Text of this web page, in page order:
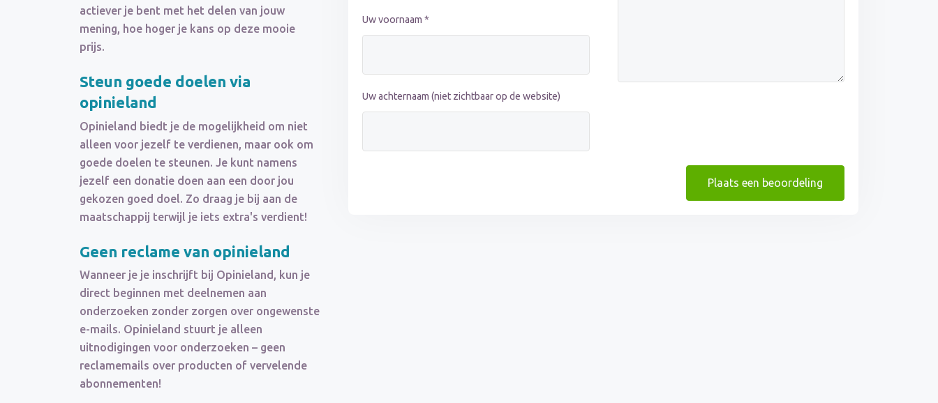
actiever je bent met het delen van jouw
mening, hoe hoger je kans op deze mooie
prijs.
Steun goede doelen via
opinieland
Opinieland biedt je de mogelijkheid om niet
alleen voor jezelf te verdienen, maar ook om
goede doelen te steunen. Je kunt namens
jezelf een donatie doen aan een door jou
gekozen goed doel. Zo draag je bij aan de
maatschappij terwijl je iets extra's verdient!
Geen reclame van opinieland
Wanneer je je inschrijft bij Opinieland, kun je
direct beginnen met deelnemen aan
onderzoeken zonder zorgen over ongewenste
e-mails. Opinieland stuurt je alleen
uitnodigingen voor onderzoeken – geen
reclamemails over producten of vervelende
abonnementen!
Uw voornaam *
Uw achternaam (niet zichtbaar op de website)
Plaats een beoordeling